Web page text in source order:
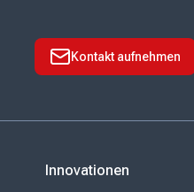
Kontakt aufnehmen
Innovationen